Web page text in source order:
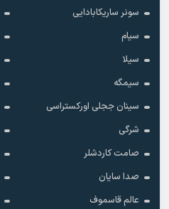
سونر ساریکابادایی
سیام
سیلا
سیمگه
سینان ججلی اورکستراسی
شرگی
صامت کاردشلر
صدا سایان
عالم قاسموف